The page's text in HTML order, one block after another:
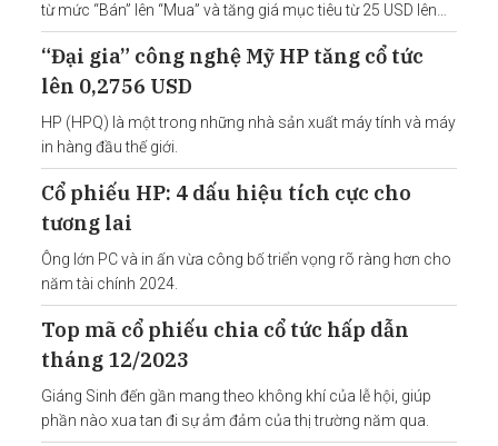
từ mức “Bán” lên “Mua” và tăng giá mục tiêu từ 25 USD lên
33 USD.
“Đại gia” công nghệ Mỹ HP tăng cổ tức
lên 0,2756 USD
HP (HPQ) là một trong những nhà sản xuất máy tính và máy
in hàng đầu thế giới.
Cổ phiếu HP: 4 dấu hiệu tích cực cho
tương lai
Ông lớn PC và in ấn vừa công bố triển vọng rõ ràng hơn cho
năm tài chính 2024.
Top mã cổ phiếu chia cổ tức hấp dẫn
tháng 12/2023
Giáng Sinh đến gần mang theo không khí của lễ hội, giúp
phần nào xua tan đi sự ảm đảm của thị trường năm qua.